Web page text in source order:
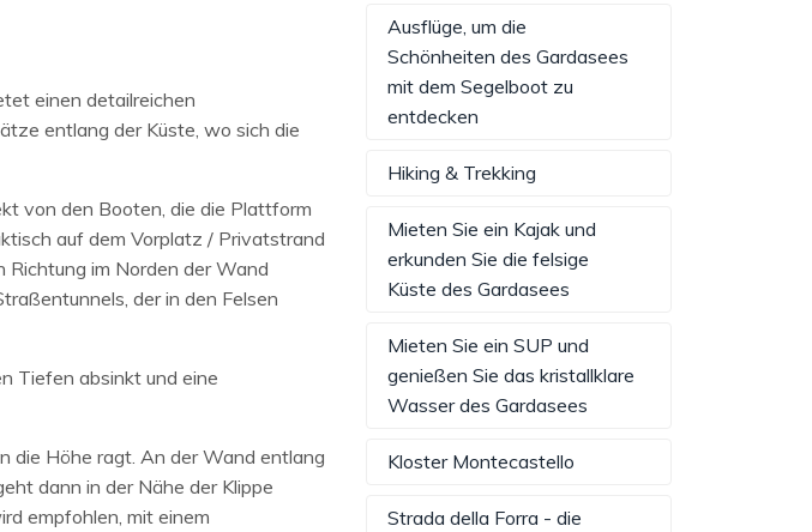
einen detailreichen
entlang der Küste, wo sich die
von den Booten, die die Plattform
auf dem Vorplatz / Privatstrand
Richtung im Norden der Wand
der in den Felsen
Tiefen absinkt und eine
die Höhe ragt. An der Wand entlang
dann in der Nähe der Klippe
empfohlen, mit einem
Ausflüge, um die
Schönheiten des Gardasees
mit dem Segelboot zu
entdecken
Hiking & Trekking
Mieten Sie ein Kajak und
erkunden Sie die felsige
Küste des Gardasees
Mieten Sie ein SUP und
genießen Sie das kristallklare
Wasser des Gardasees
Kloster Montecastello
Strada della Forra - die